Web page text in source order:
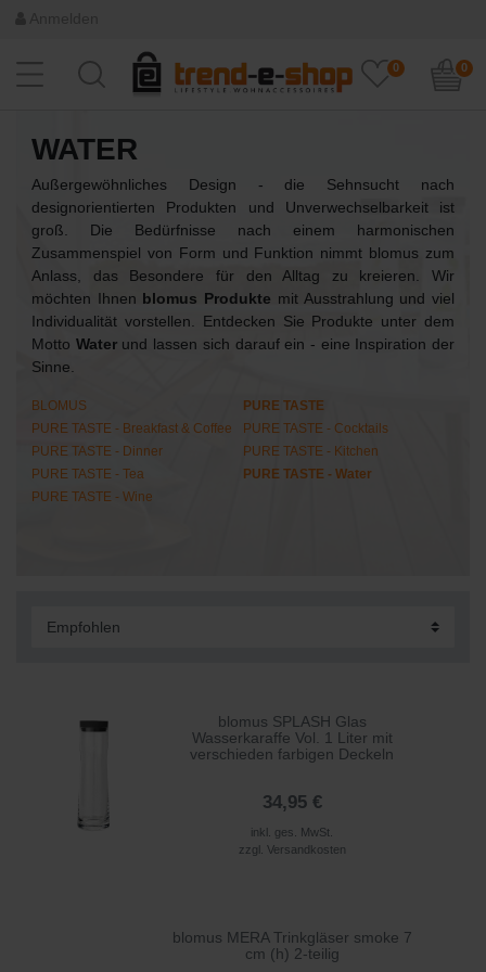
0 0
WATER
Außergewöhnliches Design - die Sehnsucht nach
designorientierten Produkten und Unverwechselbarkeit ist
groß. Die Bedürfnisse nach einem harmonischen
Zusammenspiel von Form und Funktion nimmt blomus zum
Anlass, das Besondere für den Alltag zu kreieren. Wir
möchten Ihnen blomus Produkte mit Ausstrahlung und viel
Individualität vorstellen. Entdecken Sie Produkte unter dem
Motto Waterund lassen sich darauf ein - eine Inspiration der
Sinne.
BLOMUS
PURE TASTE
PURE TASTE - Breakfast & Coffee
PURE TASTE - Cocktails
PURE TASTE - Dinner
PURE TASTE - Kitchen
PURE TASTE - Tea
PURE TASTE - Water
PURE TASTE - Wine
blomus SPLASH Glas
Wasserkaraffe Vol. 1 Liter mit
verschieden farbigen Deckeln
34,95 €
inkl. ges. MwSt.
zzgl. Versandkosten
blomus MERA Trinkgläser smoke 7
cm (h) 2-teilig